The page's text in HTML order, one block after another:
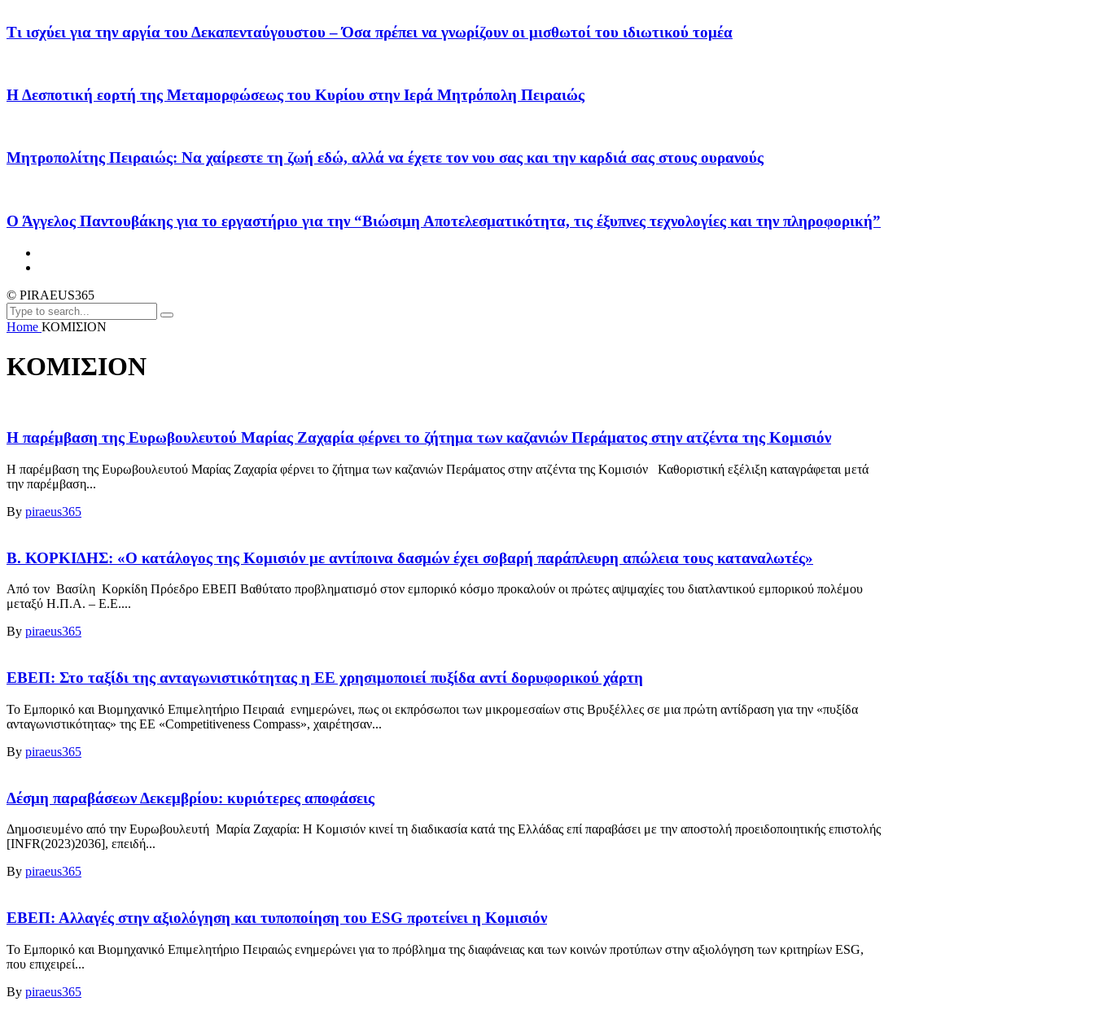
Τι ισχύει για την αργία του Δεκαπενταύγουστου – Όσα πρέπει να γνωρίζουν οι μισθωτοί του ιδιωτικού τομέα
Η Δεσποτική εορτή της Μεταμορφώσεως του Κυρίου στην Ιερά Μητρόπολη Πειραιώς
Μητροπολίτης Πειραιώς: Να χαίρεστε τη ζωή εδώ, αλλά να έχετε τον νου σας και την καρδιά σας στους ουρανούς
Ο Άγγελος Παντουβάκης για το εργαστήριο για την “Βιώσιμη Αποτελεσματικότητα, τις έξυπνες τεχνολογίες και την πληροφορική”
© PIRAEUS365
Home ΚΟΜΙΣΙΟΝ
ΚΟΜΙΣΙΟΝ
Η παρέμβαση της Ευρωβουλευτού Μαρίας Ζαχαρία φέρνει το ζήτημα των καζανιών Περάματος στην ατζέντα της Κομισιόν
Η παρέμβαση της Ευρωβουλευτού Μαρίας Ζαχαρία φέρνει το ζήτημα των καζανιών Περάματος στην ατζέντα της Κομισιόν Καθοριστική εξέλιξη καταγράφεται μετά
την παρέμβαση...
By piraeus365
Β. ΚΟΡΚΙΔΗΣ: «Ο κατάλογος της Κομισιόν με αντίποινα δασμών έχει σοβαρή παράπλευρη απώλεια τους καταναλωτές»
Από τον Βασίλη Κορκίδη Πρόεδρο ΕΒΕΠ Βαθύτατο προβληματισμό στον εμπορικό κόσμο προκαλούν οι πρώτες αψιμαχίες του διατλαντικού εμπορικού πολέμου
μεταξύ Η.Π.Α. – Ε.Ε....
By piraeus365
ΕΒΕΠ: Στο ταξίδι της ανταγωνιστικότητας η ΕΕ χρησιμοποιεί πυξίδα αντί δορυφορικού χάρτη
Το Εμπορικό και Βιομηχανικό Επιμελητήριο Πειραιά ενημερώνει, πως οι εκπρόσωποι των μικρομεσαίων στις Βρυξέλλες σε μια πρώτη αντίδραση για την «πυξίδα
ανταγωνιστικότητας» της ΕΕ «Competitiveness Compass», χαιρέτησαν...
By piraeus365
Δέσμη παραβάσεων Δεκεμβρίου: κυριότερες αποφάσεις
Δημοσιευμένο από την Ευρωβουλευτή Μαρία Ζαχαρία: Η Κομισιόν κινεί τη διαδικασία κατά της Ελλάδας επί παραβάσει με την αποστολή προειδοποιητικής επιστολής
[INFR(2023)2036], επειδή...
By piraeus365
ΕΒΕΠ: Αλλαγές στην αξιολόγηση και τυποποίηση του ESG προτείνει η Κομισιόν
Το Εμπορικό και Βιομηχανικό Επιμελητήριο Πειραιώς ενημερώνει για το πρόβλημα της διαφάνειας και των κοινών προτύπων στην αξιολόγηση των κριτηρίων ESG,
που επιχειρεί...
By piraeus365